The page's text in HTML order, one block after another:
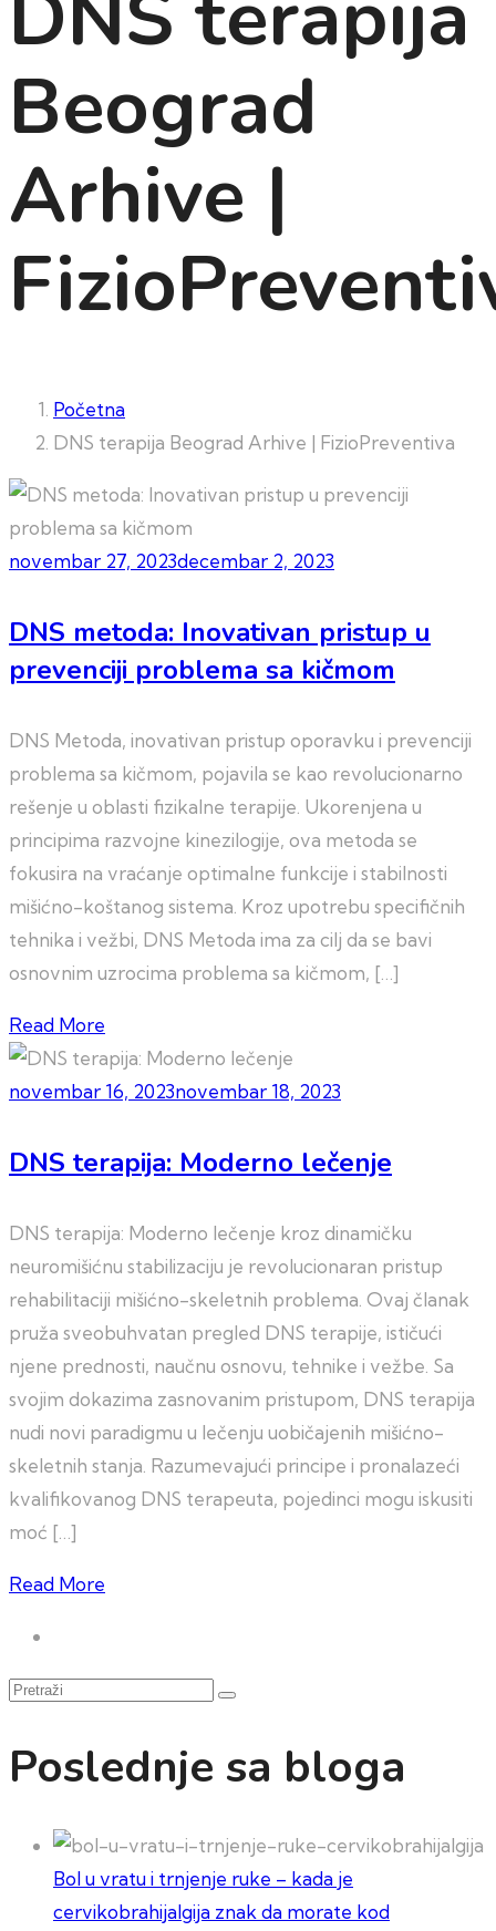
Beograd
Arhive |
Početna
DNS terapija Beograd Arhive | FizioPreventiva
novembar 27, 2023decembar 2, 2023
DNS metoda: Inovativan pristup u
prevenciji problema sa kičmom
DNS Metoda, inovativan pristup oporavku i prevenciji
problema sa kičmom, pojavila se kao revolucionarno
rešenje u oblasti fizikalne terapije. Ukorenjena u
principima razvojne kinezilogije, ova metoda se
fokusira na vraćanje optimalne funkcije i stabilnosti
mišićno-koštanog sistema. Kroz upotrebu specifičnih
tehnika i vežbi, DNS Metoda ima za cilj da se bavi
osnovnim uzrocima problema sa kičmom, […]
Read More
novembar 16, 2023novembar 18, 2023
DNS terapija: Moderno lečenje
DNS terapija: Moderno lečenje kroz dinamičku
neuromišićnu stabilizaciju je revolucionaran pristup
rehabilitaciji mišićno-skeletnih problema. Ovaj članak
pruža sveobuhvatan pregled DNS terapije, ističući
njene prednosti, naučnu osnovu, tehnike i vežbe. Sa
svojim dokazima zasnovanim pristupom, DNS terapija
nudi novi paradigmu u lečenju uobičajenih mišićno-
skeletnih stanja. Razumevajući principe i pronalazeći
kvalifikovanog DNS terapeuta, pojedinci mogu iskusiti
moć […]
Read More
Pretraži
Poslednje sa bloga
Bol u vratu i trnjenje ruke – kada je
cervikobrahijalgija znak da morate kod